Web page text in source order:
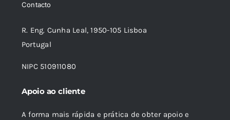
Contacto
R. Eng. Cunha Leal, 1950-105 Lisboa
Portugal
NIPC 510911080
Apoio ao cliente
A forma mais rápida e prática de obter apoio e